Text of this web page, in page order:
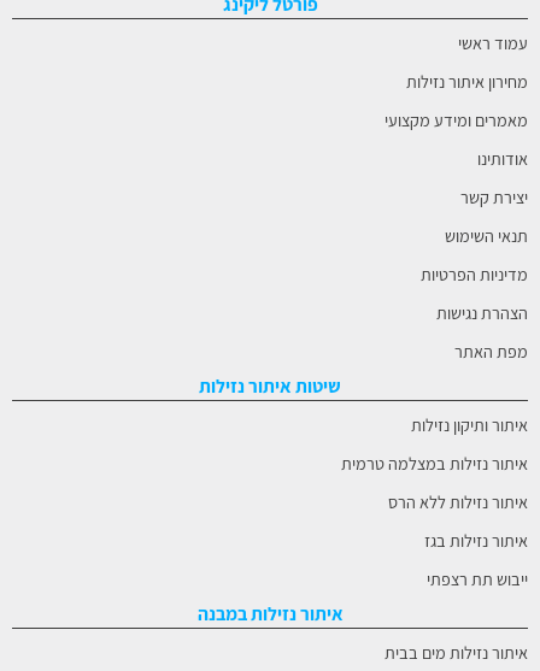
עמוד ראשי
מחירון איתור נזילות
מאמרים ומידע מקצועי
אודותינו
יצירת קשר
תנאי השימוש
מדיניות הפרטיות
הצהרת נגישות
מפת האתר
שיטות איתור נזילות
איתור ותיקון נזילות
איתור נזילות במצלמה טרמית
איתור נזילות ללא הרס
איתור נזילות בגז
ייבוש תת רצפתי
איתור נזילות במבנה
איתור נזילות מים בבית